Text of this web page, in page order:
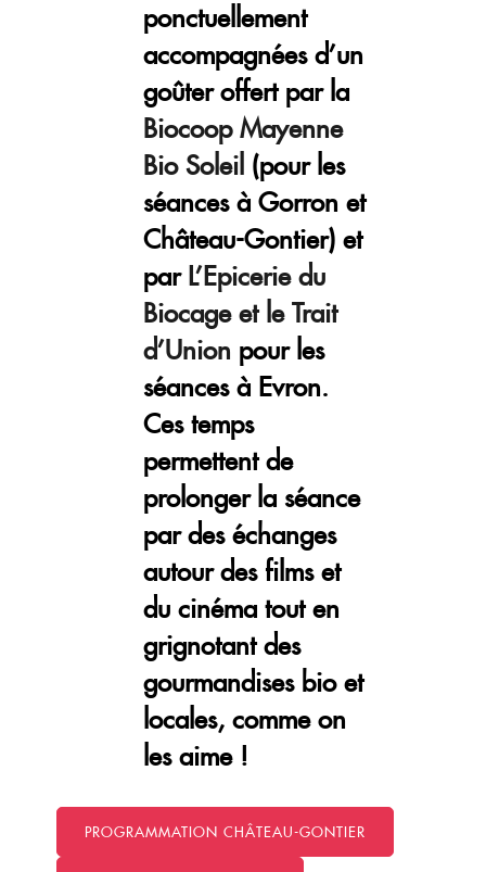
ponctuellement
accompagnées d’un
goûter offert par la
Biocoop Mayenne
Bio Soleil (pour les
séances à Gorron et
Château-Gontier) et
parL’Epicerie du
Biocage et le Trait
d’Union pour les
séances à Evron.
Ces temps
permettent de
prolonger la séance
par des échanges
autour des films et
du cinéma tout en
grignotant des
gourmandises bio et
locales, comme on
les aime !
PROGRAMMATION CHÂTEAU-GONTIER